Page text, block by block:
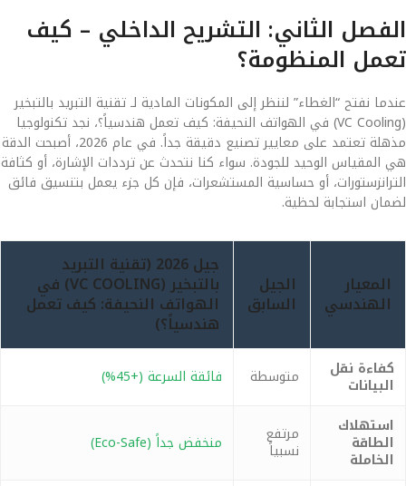
الفصل الثاني: التشريح الداخلي – كيف
تعمل المنظومة؟
عندما نفتح “الغطاء” لننظر إلى المكونات المادية لـ تقنية التبريد بالتبخير
(VC Cooling) في الهواتف النحيفة: كيف تعمل هندسياً؟، نجد تكنولوجيا
مذهلة تعتمد على معايير تصنيع دقيقة جداً. في عام 2026، أصبحت الدقة
هي المقياس الوحيد للجودة. سواء كنا نتحدث عن ترددات الإشارة، أو كثافة
الترانزستورات، أو حساسية المستشعرات، فإن كل جزء يعمل بتنسيق فائق
لضمان استجابة لحظية.
المعيار
الهندسي
الجيل
السابق
جيل 2026 (تقنية التبريد
بالتبخير (VC COOLING) في
الهواتف النحيفة: كيف تعمل
هندسياً؟)
كفاءة نقل
البيانات متوسطة
فائقة السرعة (+45%)
استهلاك
الطاقة
الخاملة
مرتفع
نسبياً منخفض جداً (Eco-Safe)